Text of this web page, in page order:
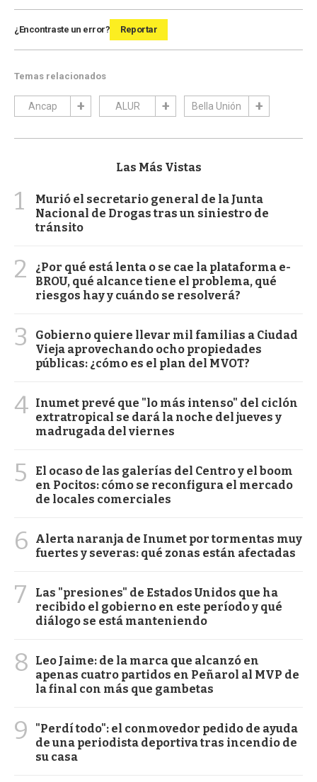
¿Encontraste un error? Reportar
Temas relacionados
Ancap ALUR Bella Unión
Las Más Vistas
1
Murió el secretario general de la Junta
Nacional de Drogas tras un siniestro de
tránsito
2
¿Por qué está lenta o se cae la plataforma e-
BROU, qué alcance tiene el problema, qué
riesgos hay y cuándo se resolverá?
3
Gobierno quiere llevar mil familias a Ciudad
Vieja aprovechando ocho propiedades
públicas: ¿cómo es el plan del MVOT?
4 Inumet prevé que "lo más intenso" del ciclón
extratropical se dará la noche del jueves y
madrugada del viernes
5
El ocaso de las galerías del Centro y el boom
en Pocitos: cómo se reconfigura el mercado
de locales comerciales
6
Alerta naranja de Inumet por tormentas muy
fuertes y severas: qué zonas están afectadas
7
Las "presiones" de Estados Unidos que ha
recibido el gobierno en este período y qué
diálogo se está manteniendo
8
Leo Jaime: de la marca que alcanzó en
apenas cuatro partidos en Peñarol al MVP de
la final con más que gambetas
9
"Perdí todo": el conmovedor pedido de ayuda
de una periodista deportiva tras incendio de
su casa